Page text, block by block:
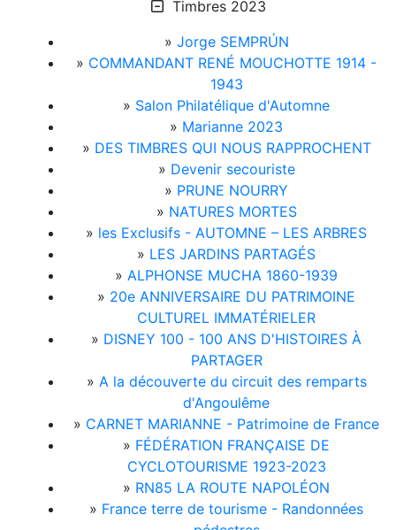
Timbres 2023
» Jorge SEMPRÚN
» COMMANDANT RENÉ MOUCHOTTE 1914 -
1943
» Salon Philatélique d'Automne
» Marianne 2023
» DES TIMBRES QUI NOUS RAPPROCHENT
» Devenir secouriste
» PRUNE NOURRY
» NATURES MORTES
» les Exclusifs - AUTOMNE – LES ARBRES
» LES JARDINS PARTAGÉS
» ALPHONSE MUCHA 1860-1939
» 20e ANNIVERSAIRE DU PATRIMOINE
CULTUREL IMMATÉRIELER
» DISNEY 100 - 100 ANS D'HISTOIRES À
PARTAGER
» A la découverte du circuit des remparts
d'Angoulême
» CARNET MARIANNE - Patrimoine de France
» FÉDÉRATION FRANÇAISE DE
CYCLOTOURISME 1923-2023
» RN85 LA ROUTE NAPOLÉON
» France terre de tourisme - Randonnées